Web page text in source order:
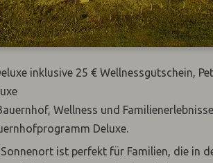
inklusive 25 € Wellnessgutschein,
Wellness und
Deluxe.
ist perfekt für Familien, die in